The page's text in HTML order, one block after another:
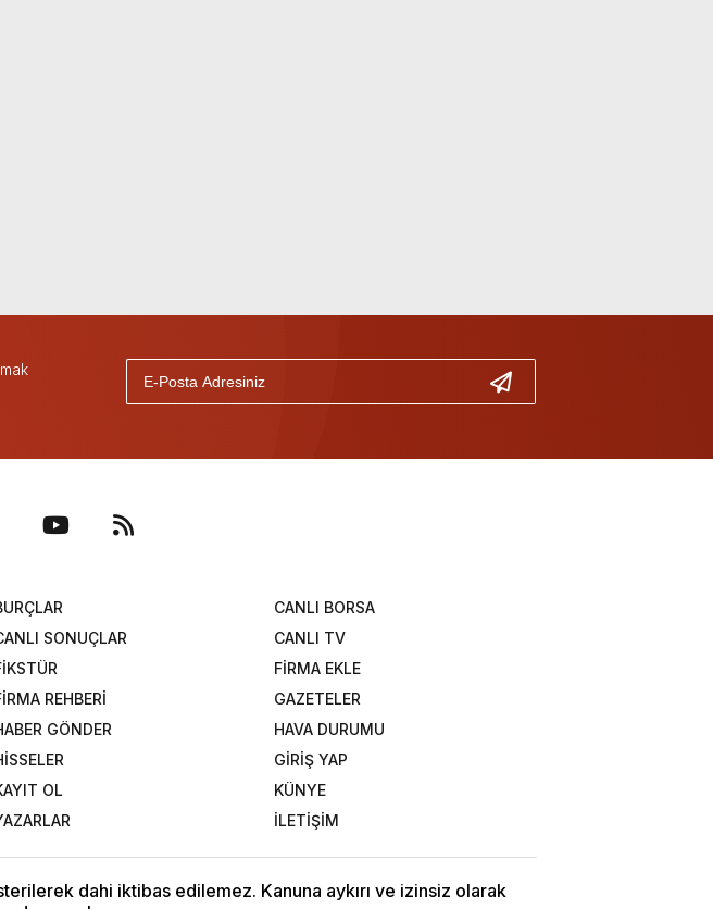
CANLI BORSA
SONUÇLAR
CANLI TV
FİRMA EKLE
REHBERİ
GAZETELER
GÖNDER
HAVA DURUMU
GİRİŞ YAP
OL
KÜNYE
İLETİŞİM
dahi iktibas edilemez. Kanuna aykırı ve izinsiz olarak